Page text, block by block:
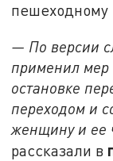
пешеходному
— По версии
применил мер
остановке
переходом и
женщину и ее
рассказали в